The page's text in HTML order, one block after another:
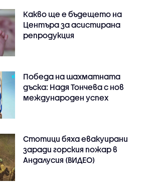
Какво ще е бъдещето на
Центъра за асистирана
репродукция
Победа на шахматната
дъска: Надя Тончева с нов
международен успех
Стотици бяха евакуирани
заради горския пожар в
Андалусия (ВИДЕО)